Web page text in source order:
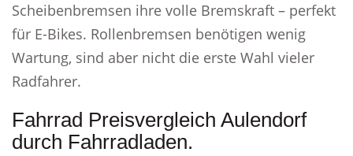
Scheibenbremsen ihre volle Bremskraft – perfekt
für E-Bikes. Rollenbremsen benötigen wenig
Wartung, sind aber nicht die erste Wahl vieler
Radfahrer.
Fahrrad Preisvergleich Aulendorf
durch Fahrradladen.